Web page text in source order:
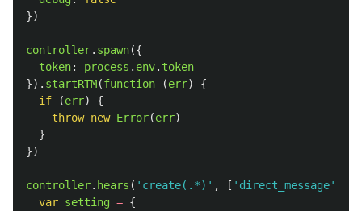
})
controller. spawn({
token: process . env. token
}). startRTM(function (err)
{
if
(err)
{
throw new Error(err)
}
})
controller. hears ( ' create(.*) ' , [ ' direct_message'
var setting = {